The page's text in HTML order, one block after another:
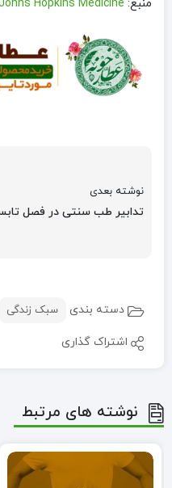
منبع: Hopkins Medicine
نوشته بعدی
تدابیر طب سنتی در فصل
دسته بندی سبک زندگی
اشتراک گذاری
نوشته های مرتبط